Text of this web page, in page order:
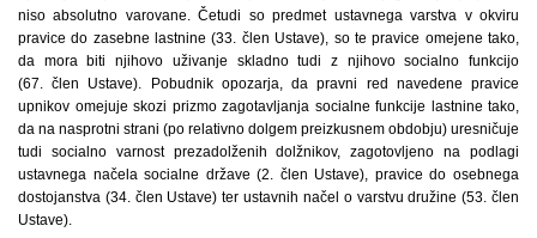
niso absolutno varovane. Četudi so predmet ustavnega varstva v okviru
pravice do zasebne lastnine (33. člen Ustave), so te pravice omejene tako,
da mora biti njihovo uživanje skladno tudi z njihovo socialno funkcijo
(67. člen Ustave). Pobudnik opozarja, da pravni red navedene pravice
upnikov omejuje skozi prizmo zagotavljanja socialne funkcije lastnine tako,
da na nasprotni strani (po relativno dolgem preizkusnem obdobju) uresničuje
tudi socialno varnost prezadolženih dolžnikov, zagotovljeno na podlagi
ustavnega načela socialne države (2. člen Ustave), pravice do osebnega
dostojanstva (34. člen Ustave) ter ustavnih načel o varstvu družine (53. člen
Ustave).